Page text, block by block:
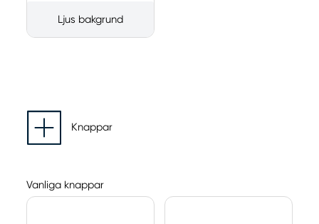
Ljus bakgrund
Knappar
Vanliga knappar